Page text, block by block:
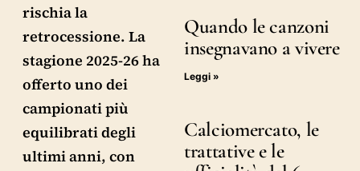
rischia la
retrocessione. La
stagione 2025-26 ha
offerto uno dei
campionati più
equilibrati degli
ultimi anni, con
Quando le canzoni
insegnavano a vivere
Leggi »
Calciomercato, le
trattative e le